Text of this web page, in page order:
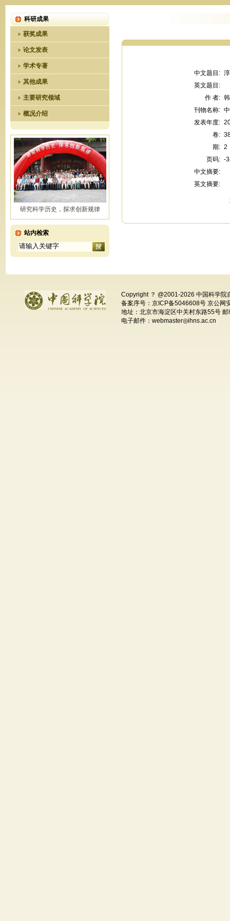
科研成果
获奖成果
论文发表
学术专著
其他成果
主要研究领域
概况介绍
研究科学历史，探求创新规律
站内检索
中文题目:
英文题目:
作 者:
刊物名称:
发表年度:
卷:
期: 2
页码: -
中文摘要:
英文摘要:
Copyright ？ @2001-2026 中国科学院
备案序号：京ICP备5046608号 京公网
地址：北京市海淀区中关村东路55号
电子邮件：webmaster◎ihns.ac.cn